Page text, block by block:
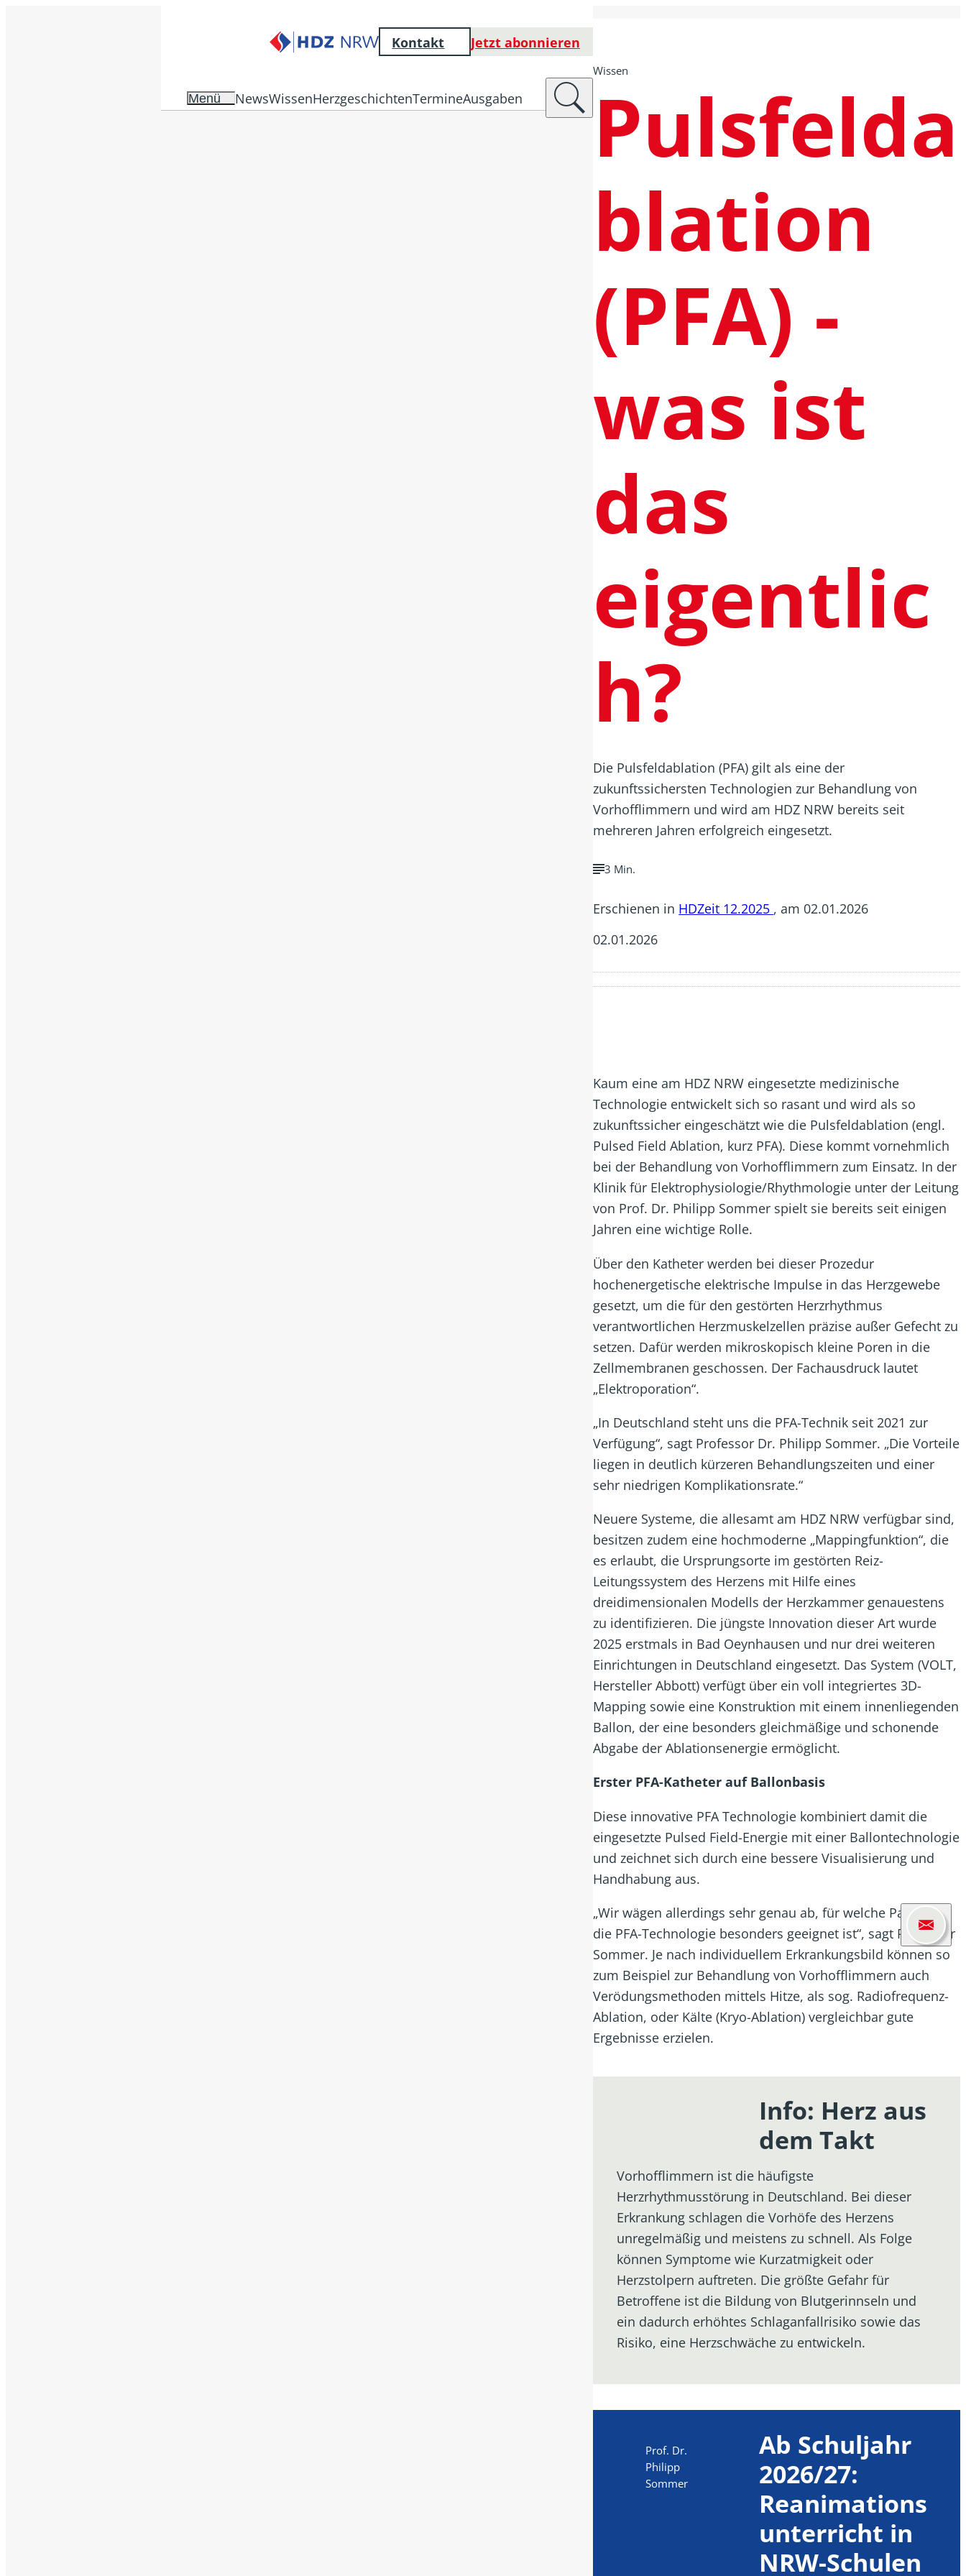
Kontakt Jetzt abonnieren
Menü NewsWissenHerzgeschichtenTermineAusgaben
Wissen
Pulsfelda
blation
(PFA) -
was ist
das
eigentlic
h?
Die Pulsfeldablation (PFA) gilt als eine der
zukunftssichersten Technologien zur Behandlung von
Vorhofflimmern und wird am HDZ NRW bereits seit
mehreren Jahren erfolgreich eingesetzt.
3 Min.
Erschienen in HDZeit 12.2025 , am 02.01.2026
02.01.2026
Kaum eine am HDZ NRW eingesetzte medizinische
Technologie entwickelt sich so rasant und wird als so
zukunftssicher eingeschätzt wie die Pulsfeldablation (engl.
Pulsed Field Ablation, kurz PFA). Diese kommt vornehmlich
bei der Behandlung von Vorhofflimmern zum Einsatz. In der
Klinik für Elektrophysiologie/Rhythmologie unter der Leitung
von Prof. Dr. Philipp Sommer spielt sie bereits seit einigen
Jahren eine wichtige Rolle.
Über den Katheter werden bei dieser Prozedur
hochenergetische elektrische Impulse in das Herzgewebe
gesetzt, um die für den gestörten Herzrhythmus
verantwortlichen Herzmuskelzellen präzise außer Gefecht zu
setzen. Dafür werden mikroskopisch kleine Poren in die
Zellmembranen geschossen. Der Fachausdruck lautet
„Elektroporation“.
„In Deutschland steht uns die PFA-Technik seit 2021 zur
Verfügung“, sagt Professor Dr. Philipp Sommer. „Die Vorteile
liegen in deutlich kürzeren Behandlungszeiten und einer
sehr niedrigen Komplikationsrate.“
Neuere Systeme, die allesamt am HDZ NRW verfügbar sind,
besitzen zudem eine hochmoderne „Mappingfunktion“, die
es erlaubt, die Ursprungsorte im gestörten Reiz-
Leitungssystem des Herzens mit Hilfe eines
dreidimensionalen Modells der Herzkammer genauestens
zu identifizieren. Die jüngste Innovation dieser Art wurde
2025 erstmals in Bad Oeynhausen und nur drei weiteren
Einrichtungen in Deutschland eingesetzt. Das System (VOLT,
Hersteller Abbott) verfügt über ein voll integriertes 3D-
Mapping sowie eine Konstruktion mit einem innenliegenden
Ballon, der eine besonders gleichmäßige und schonende
Abgabe der Ablationsenergie ermöglicht.
Erster PFA-Katheter auf Ballonbasis
Diese innovative PFA Technologie kombiniert damit die
eingesetzte Pulsed Field-Energie mit einer Ballontechnologie
und zeichnet sich durch eine bessere Visualisierung und
Handhabung aus.
„Wir wägen allerdings sehr genau ab, für welche Patienten
die PFA-Technologie besonders geeignet ist“, sagt Professor
Sommer. Je nach individuellem Erkrankungsbild können so
zum Beispiel zur Behandlung von Vorhofflimmern auch
Verödungsmethoden mittels Hitze, als sog. Radiofrequenz-
Ablation, oder Kälte (Kryo-Ablation) vergleichbar gute
Ergebnisse erzielen.
Info: Herz aus
dem Takt
Vorhofflimmern ist die häufigste
Herzrhythmusstörung in Deutschland. Bei dieser
Erkrankung schlagen die Vorhöfe des Herzens
unregelmäßig und meistens zu schnell. Als Folge
können Symptome wie Kurzatmigkeit oder
Herzstolpern auftreten. Die größte Gefahr für
Betroffene ist die Bildung von Blutgerinnseln und
ein dadurch erhöhtes Schlaganfallrisiko sowie das
Risiko, eine Herzschwäche zu entwickeln.
Prof. Dr.
Philipp
Sommer
Ab Schuljahr
2026/27:
Reanimations
unterricht in
NRW-Schulen